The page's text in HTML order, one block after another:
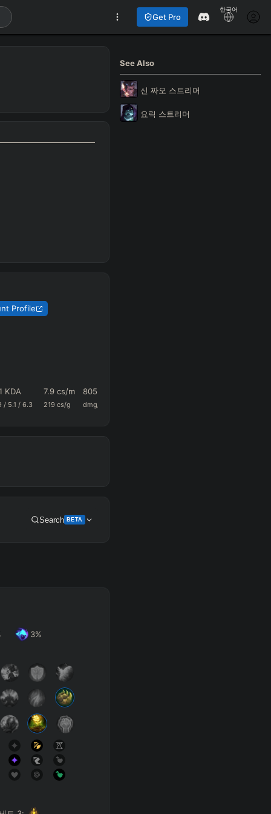
Get Pro
한국어
Profile
KDA
/ 5.1 / 6.3
7.9 cs/m
219 cs/g
805.6
dmg/m
Search BETA
Waveclear
3%
See Also
신 짜오 스트리머
요릭 스트리머